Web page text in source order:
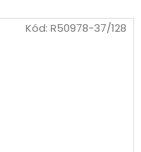
Kód: R50978-37/128